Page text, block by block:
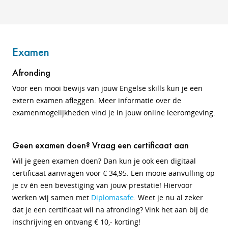
Examen
Afronding
Voor een mooi bewijs van jouw Engelse skills kun je een
extern examen afleggen. Meer informatie over de
examenmogelijkheden vind je in jouw online leeromgeving.
Geen examen doen? Vraag een certificaat aan
Wil je geen examen doen? Dan kun je ook een digitaal
certificaat aanvragen voor € 34,95. Een mooie aanvulling op
je cv én een bevestiging van jouw prestatie! Hiervoor
werken wij samen met Diplomasafe. Weet je nu al zeker
dat je een certificaat wil na afronding? Vink het aan bij de
inschrijving en ontvang € 10,- korting!